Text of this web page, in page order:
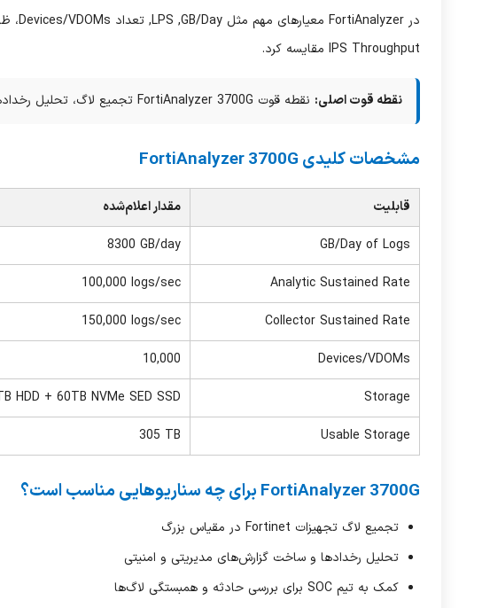
در FortiAnalyzer معیارهای مهم مثل GB/Day
,
LPS, تعداد Devices/VDOMs،
IPS Throughput مقایسه کرد.
نقطه قوت اصلی: نقطه قوت FortiAnalyzer 3700G تجمیع لاگ، تحلیل
مشخصات کلیدی FortiAnalyzer 3700G
قابلیت مقدار اعلام‌شده
GB/Day of Logs
8300 GB/day
Analytic Sustained Rate
100,000 logs/sec
Collector Sustained Rate
150,000 logs/sec
Devices/VDOMs
10,000
Storage
HDD + 60TB NVMe SED SSD
Usable Storage
305 TB
FortiAnalyzer 3700G برای چه سناریوهایی مناسب است؟
تجمیع لاگ تجهیزات Fortinet در مقیاس بزرگ
تحلیل رخدادها و ساخت گزارش‌های مدیریتی و امنیتی
کمک به تیم SOC برای بررسی حادثه و همبستگی لاگ‌ها